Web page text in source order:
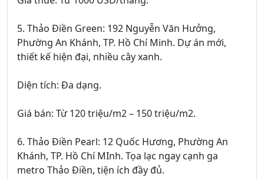
5. Thảo Điền Green: 192 Nguyễn Văn Hưởng,
Phường An Khánh, TP. Hồ Chí Minh. Dự án mới,
thiết kế hiện đại, nhiều cây xanh.
Diện tích: Đa dạng.
Giá bán: Từ 120 triệu/m2 – 150 triệu/m2.
6. Thảo Điền Pearl: 12 Quốc Hương, Phường An
Khánh, TP. Hồ Chí MInh. Tọa lạc ngay cạnh ga
metro Thảo Điền, tiện ích đầy đủ.